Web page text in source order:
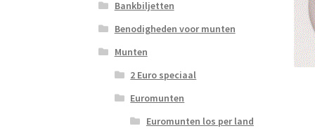
Bankbiljetten
Benodigheden voor munten
Munten
2 Euro speciaal
Euromunten
Euromunten los per land